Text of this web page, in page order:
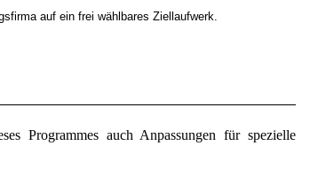
auf ein frei wählbares Ziellaufwerk.
Programmes auch Anpassungen für spezielle